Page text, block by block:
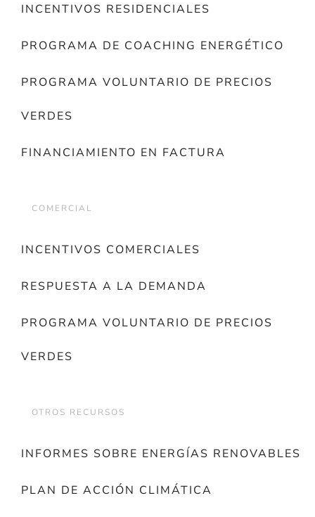
INCENTIVOS RESIDENCIALES
PROGRAMA DE COACHING ENERGÉTICO
PROGRAMA VOLUNTARIO DE PRECIOS
VERDES
FINANCIAMIENTO EN FACTURA
COMERCIAL
INCENTIVOS COMERCIALES
RESPUESTA A LA DEMANDA
PROGRAMA VOLUNTARIO DE PRECIOS
VERDES
OTROS RECURSOS
INFORMES SOBRE ENERGÍAS RENOVABLES
PLAN DE ACCIÓN CLIMÁTICA